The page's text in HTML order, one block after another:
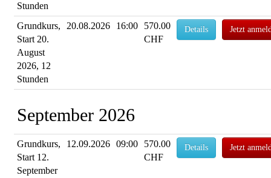
Stunden
Grundkurs,
Start 20.
August
2026, 12
Stunden
20.08.2026 16:00
570.00
CHF
Details Jetzt
September 2026
Grundkurs,
Start 12.
September
12.09.2026 09:00
570.00
CHF
Details Jetzt